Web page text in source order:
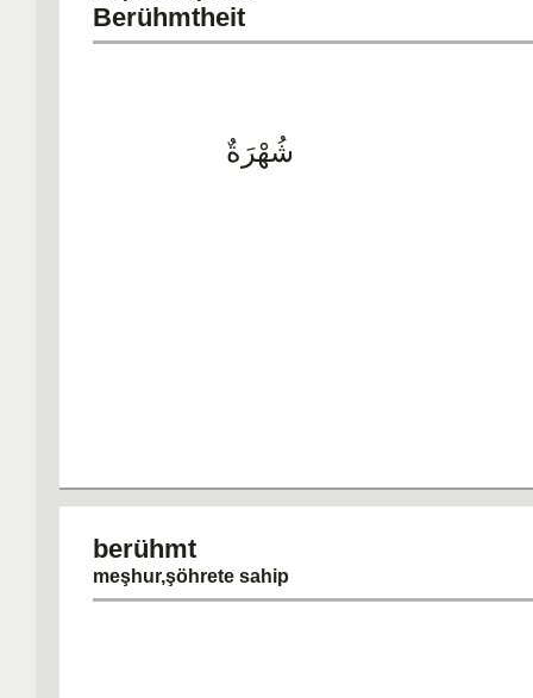
Berühmtheit
شُهْرَةٌ
berühmt
meşhur,şöhrete sahip